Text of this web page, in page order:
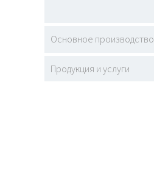
Основное производство
Продукция и услуги